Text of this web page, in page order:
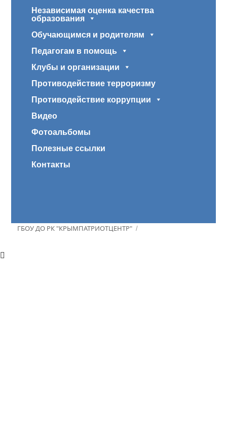
Независимая оценка качества
образования
Обучающимся и родителям
Педагогам в помощь
Клубы и организации
Противодействие терроризму
Противодействие коррупции
Видео
Фотоальбомы
Полезные ссылки
Контакты
ГБОУ ДО РК "КРЫМПАТРИОТЦЕНТР"